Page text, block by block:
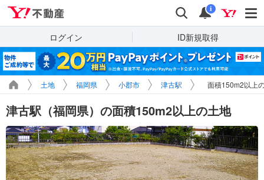
検索 通知
i
ログイン ID新規取得
土地 福岡県 小郡市 津古駅 面積150m2以上
津古駅（福岡県）の面積150m2以上の土地